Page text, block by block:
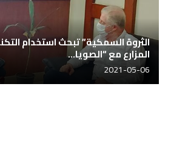
الثروة السمكية” تبحث استخدام
المزارع مع “الصويا...
2021-05-06